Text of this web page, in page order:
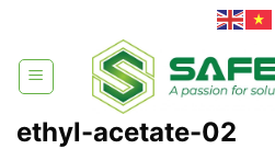
content
ethyl-acetate-02